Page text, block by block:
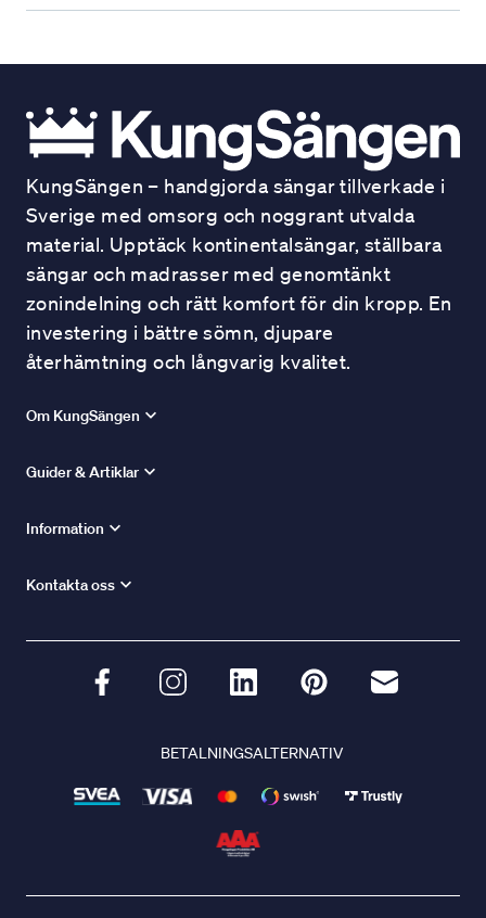
KungSängen – handgjorda sängar tillverkade i
Sverige med omsorg och noggrant utvalda
material. Upptäck kontinentalsängar, ställbara
sängar och madrasser med genomtänkt
zonindelning och rätt komfort för din kropp. En
investering i bättre sömn, djupare
återhämtning och långvarig kvalitet.
Om KungSängen
Guider & Artiklar
Information
Kontakta oss
BETALNINGSALTERNATIV